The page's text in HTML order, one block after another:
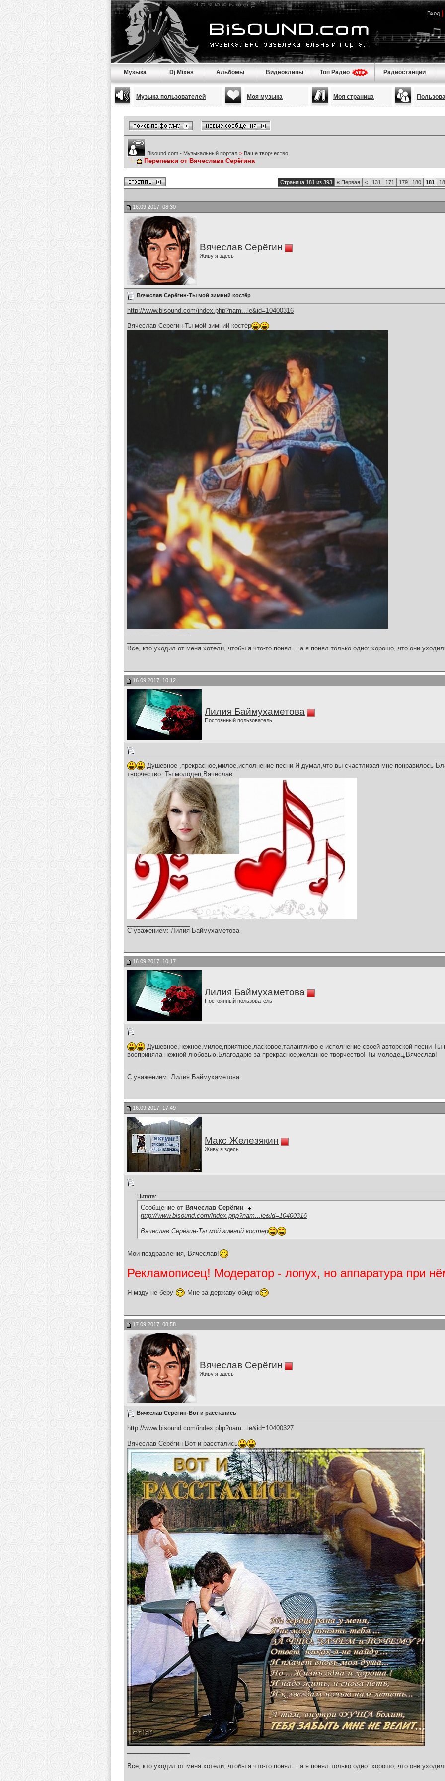
Вход|
Музыка Dj Mixes Альбомы Видеоклипы Топ Радио Радиостанции
Музыка пользователей Моя музыка Моя страница
Bisound.com - Музыкальный портал > Ваше творчество
Перепевки от Вячеслава Серёгина
Страница 181 из 393 « Первая < 131 171 179 180 181
16.09.2017, 08:30
Вячеслав Серёгин
Живу я здесь
Вячеслав Серёгин-Ты мой зимний костёр
http://www.bisound.com/index.php?nam...le&id=10400316
Вячеслав Серёгин-Ты мой зимний костёр
Все, кто уходил от меня хотели, чтобы я что-то понял… а я понял только одно: хорошо, что они
16.09.2017, 10:12
Лилия Баймухаметова
Постоянный пользователь
Душевное ,прекрасное,милое,исполнение песни Я думал,что вы счастливая мне понравилось
творчество. Ты молодец,Вячеслав
С уважением: Лилия Баймухаметова
16.09.2017, 10:17
Лилия Баймухаметова
Постоянный пользователь
Душевное,нежное,милое,приятное,ласковое,талантливо е исполнение своей авторской песни Ты
восприняла нежной любовью.Благодарю за прекрасное,желанное творчество! Ты молодец,Вячеслав!
С уважением: Лилия Баймухаметова
16.09.2017, 17:49
Макс Железякин
Живу я здесь
Цитата:
Сообщение от Вячеслав Серёгин
http://www.bisound.com/index.php?nam...le&id=10400316
Вячеслав Серёгин-Ты мой зимний костёр
Мои поздравления, Вячеслав!
Рекламописец! Модератор - лопух, но аппаратура при
Я мзду не беру Мне за державу обидно
17.09.2017, 08:58
Вячеслав Серёгин
Живу я здесь
Вячеслав Серёгин-Вот и расстались
http://www.bisound.com/index.php?nam...le&id=10400327
Вячеслав Серёгин-Вот и расстались
Все, кто уходил от меня хотели, чтобы я что-то понял… а я понял только одно: хорошо, что они